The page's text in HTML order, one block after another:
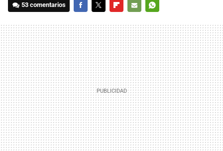
53 comentarios
MAIL